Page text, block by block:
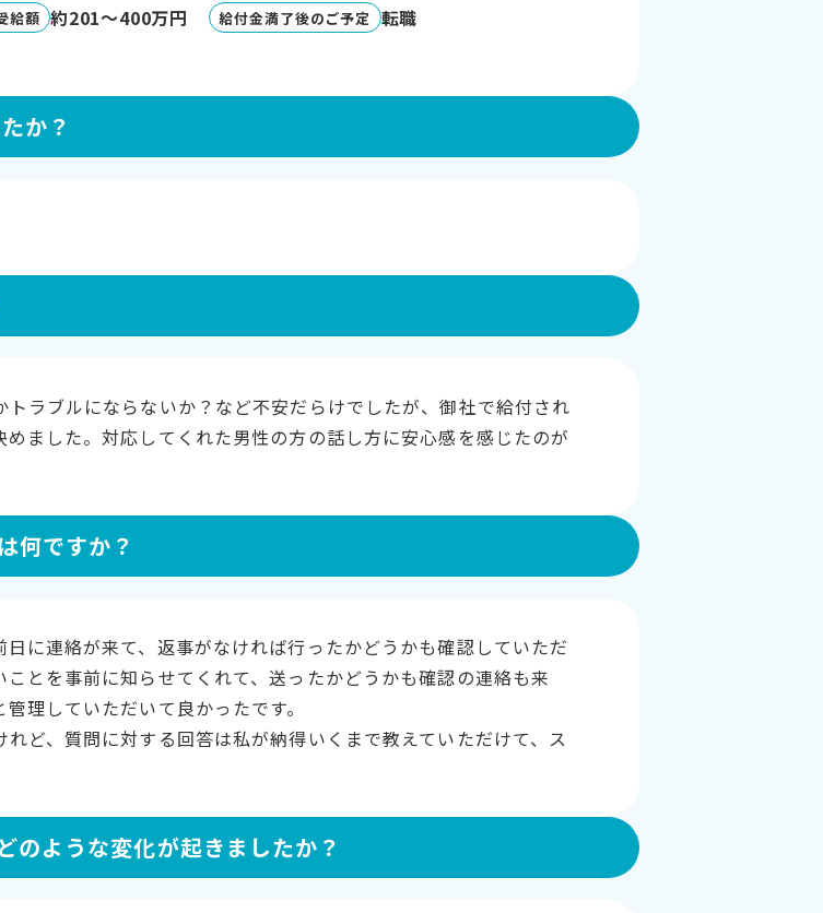
給額 約201～400万円 給付金満了後のご予定 転職
か？
ラブルにならないか？など不安だらけでしたが、御社で給付され
ました。対応してくれた男性の方の話し方に安心感を感じたのが
何ですか？
に連絡が来て、返事がなければ行ったかどうかも確認していただ
とを事前に知らせてくれて、送ったかどうかも確認の連絡も来
理していただいて良かったです。
ど、質問に対する回答は私が納得いくまで教えていただけて、ス
のような変化が起きましたか？